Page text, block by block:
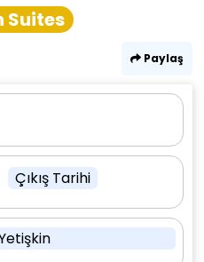
Suites
Paylaş
Çıkış Tarihi